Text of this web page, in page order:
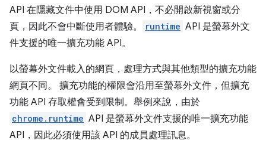
API 在隱藏文件中使用 DOM API，不必開啟新視窗或分
頁，因此不會中斷使用者體驗。
runtime API 是螢幕外文
件支援的唯一擴充功能 API。
以螢幕外文件載入的網頁，處理方式與其他類型的擴充功能
網頁不同。 擴充功能的權限會沿用至螢幕外文件，但擴充
功能 API 存取權會受到限制。舉例來說，由於
chrome.runtime API 是螢幕外文件支援的唯一擴充功能
API，因此必須使用該 API 的成員處理訊息。